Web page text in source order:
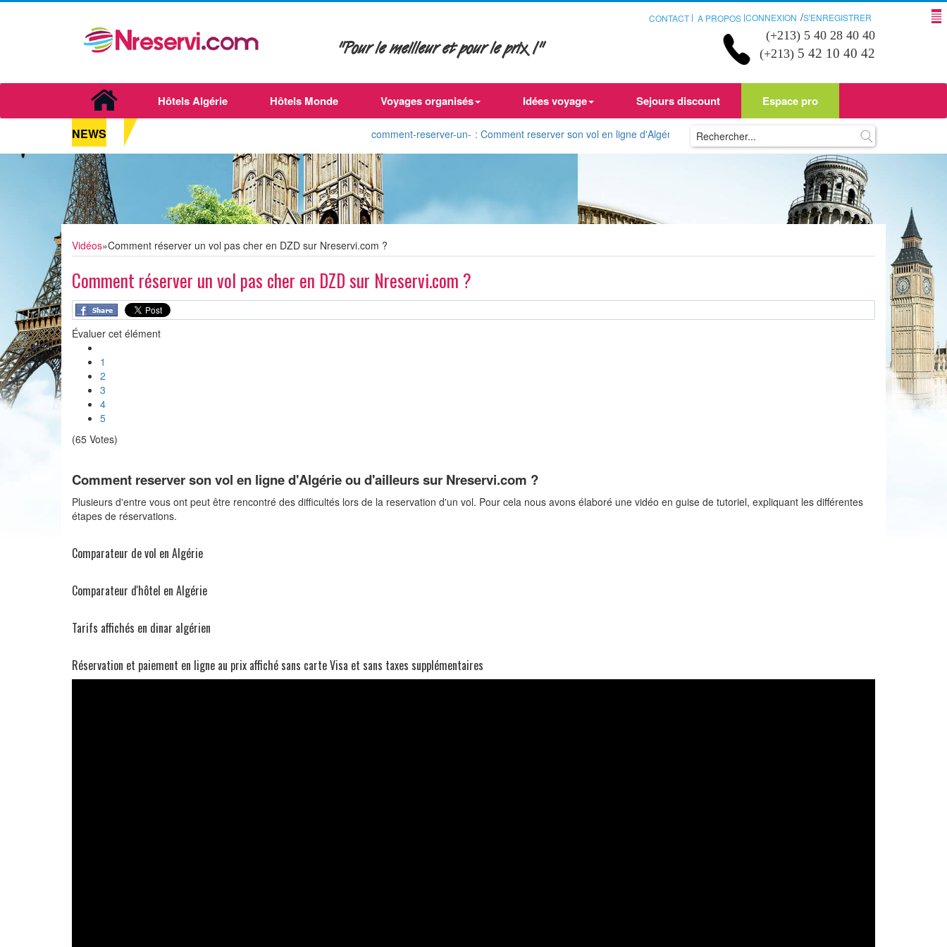
CONNEXION /S'ENREGISTRER
CONTACT A PROPOS
(+213) 5 40 28 40 40
(+213) 5 42 10 40 42
"Pour le meilleur et pour le prix !"
Hôtels Algérie Hôtels Monde Voyages organisés Idées voyage Sejours discount Espace pro
NEWS comment-reserver-un- : Comment reserver son vol en ligne d'Algérie ou d'ailleurs sur Nreservi.com ? Plusieurs d'entre vous ont peut
Vidéos»Comment réserver un vol pas cher en DZD sur Nreservi.com ?
Comment réserver un vol pas cher en DZD sur Nreservi.com ?
Évaluer cet élément
1
2
3
4
5
(65 Votes)
Comment reserver son vol en ligne d'Algérie ou d'ailleurs sur Nreservi.com ?
Plusieurs d'entre vous ont peut être rencontré des difficultés lors de la reservation d'un vol. Pour cela nous avons élaboré une vidéo en guise de tutoriel, expliquant les différentes
étapes de réservations.
Comparateur de vol en Algérie
Comparateur d'hôtel en Algérie
Tarifs affichés en dinar algérien
Réservation et paiement en ligne au prix affiché sans carte Visa et sans taxes supplémentaires